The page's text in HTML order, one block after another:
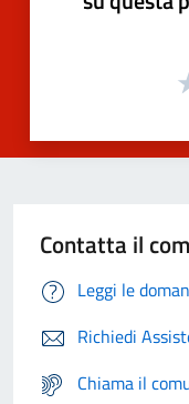
Contatta il
Leggi le
Richiedi
Chiama il